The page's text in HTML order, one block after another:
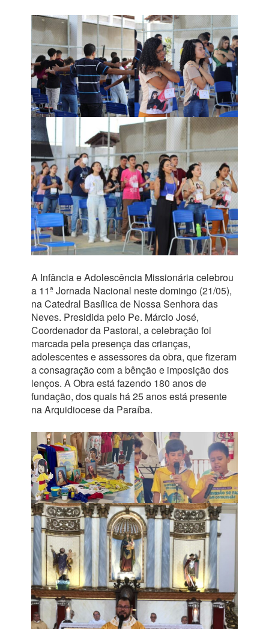
A Infância e Adolescência Missionária celebrou
a 11ª Jornada Nacional neste domingo (21/05),
na Catedral Basílica de Nossa Senhora das
Neves. Presidida pelo Pe. Márcio José,
Coordenador da Pastoral, a celebração foi
marcada pela presença das crianças,
adolescentes e assessores da obra, que fizeram
a consagração com a bênção e imposição dos
lenços. A Obra está fazendo 180 anos de
fundação, dos quais há 25 anos está presente
na Arquidiocese da Paraíba.